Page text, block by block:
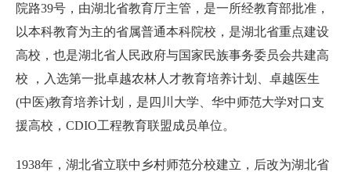
院路39号，由湖北省教育厅主管，是一所经教育部批准，
以本科教育为主的省属普通本科院校，是湖北省重点建设
高校，也是湖北省人民政府与国家民族事务委员会共建高
校 ，入选第一批卓越农林人才教育培养计划、卓越医生
(中医)教育培养计划，是四川大学、华中师范大学对口支
援高校，CDIO工程教育联盟成员单位。
1938年，湖北省立联中乡村师范分校建立，后改为湖北省